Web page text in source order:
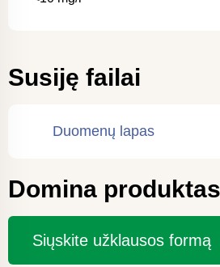
Susiję failai
Duomenų lapas
Domina
Siųskite užklausos formą